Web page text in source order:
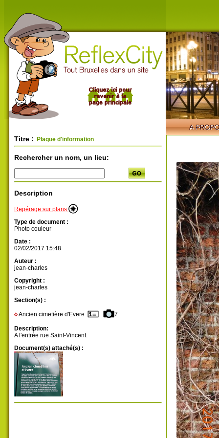
Titre : Plaque d'information
Rechercher un nom, un lieu:
Description
Repérage sur plans
Type de document :
Photo couleur
Date :
02/02/2017 15:48
Auteur :
jean-charles
Copyright :
jean-charles
Section(s) :
Ancien cimetière d'Evere 7
Description:
A l'entrée rue Saint-Vincent.
Document(s) attaché(s) :